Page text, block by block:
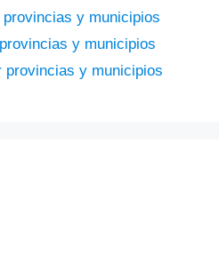
y municipios
y municipios
provincias y municipios